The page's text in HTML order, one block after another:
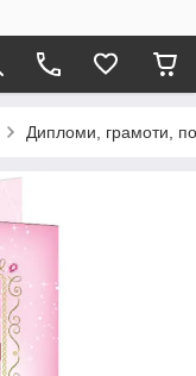
Дипломи, грамоти,